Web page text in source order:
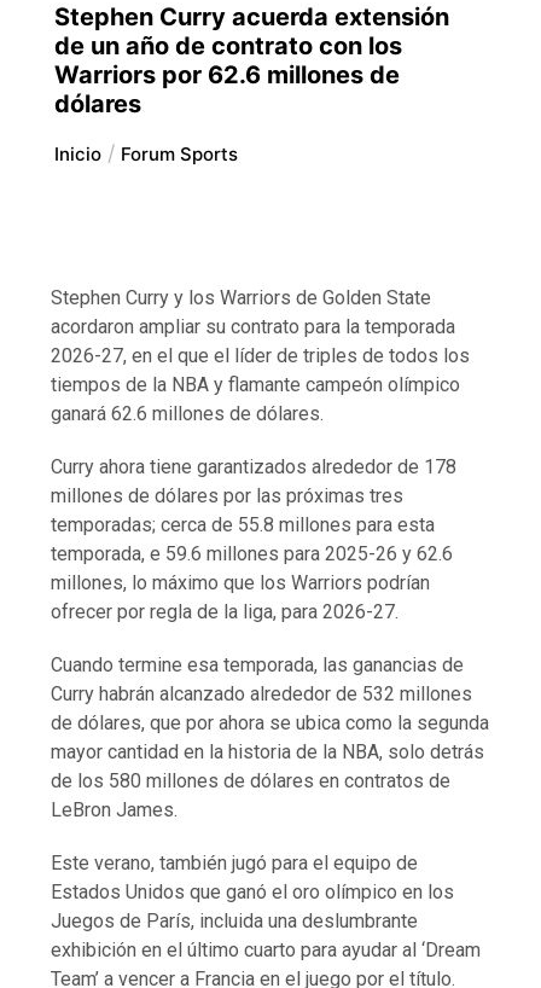
Stephen Curry acuerda extensión
de un año de contrato con los
Warriors por 62.6 millones de
dólares
Inicio Forum Sports
Stephen Curry y los Warriors de Golden State
acordaron ampliar su contrato para la temporada
2026-27, en el que el líder de triples de todos los
tiempos de la NBA y flamante campeón olímpico
ganará 62.6 millones de dólares.
Curry ahora tiene garantizados alrededor de 178
millones de dólares por las próximas tres
temporadas; cerca de 55.8 millones para esta
temporada, e 59.6 millones para 2025-26 y 62.6
millones, lo máximo que los Warriors podrían
ofrecer por regla de la liga, para 2026-27.
Cuando termine esa temporada, las ganancias de
Curry habrán alcanzado alrededor de 532 millones
de dólares, que por ahora se ubica como la segunda
mayor cantidad en la historia de la NBA, solo detrás
de los 580 millones de dólares en contratos de
LeBron James.
Este verano, también jugó para el equipo de
Estados Unidos que ganó el oro olímpico en los
Juegos de París, incluida una deslumbrante
exhibición en el último cuarto para ayudar al ‘Dream
Team’ a vencer a Francia en el juego por el título.